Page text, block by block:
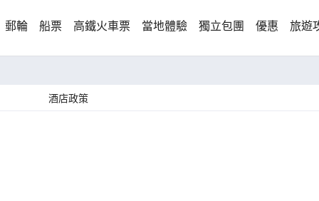
郵輪 船票 高鐵火車票 當地體驗 獨立包團 優惠 旅遊
酒店政策